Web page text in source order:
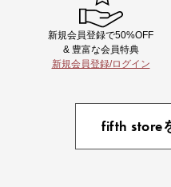
新規会員登録で50%OFF
& 豊富な会員特典
新規会員登録/ログイン
fifth store